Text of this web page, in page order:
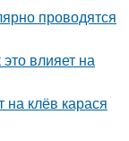
проводятся
влияет на
на клёв карася